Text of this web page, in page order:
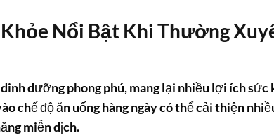
Nổi Bật Khi Thường
dưỡng phong phú, mang lại nhiều lợi ích sức
chế độ ăn uống hàng ngày có thể cải thiện
miễn dịch.